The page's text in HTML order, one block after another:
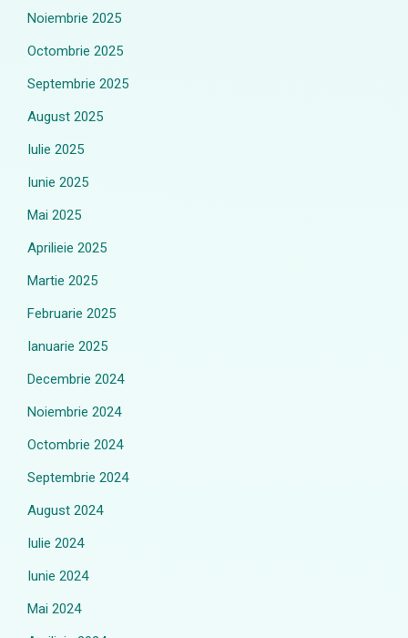
Noiembrie 2025
Octombrie 2025
Septembrie 2025
August 2025
Iulie 2025
Iunie 2025
Mai 2025
Aprilieie 2025
Martie 2025
Februarie 2025
Ianuarie 2025
Decembrie 2024
Noiembrie 2024
Octombrie 2024
Septembrie 2024
August 2024
Iulie 2024
Iunie 2024
Mai 2024